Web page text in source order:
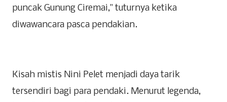
puncak Gunung Ciremai," tuturnya ketika
diwawancara pasca pendakian.
Kisah mistis Nini Pelet menjadi daya tarik
tersendiri bagi para pendaki. Menurut legenda,